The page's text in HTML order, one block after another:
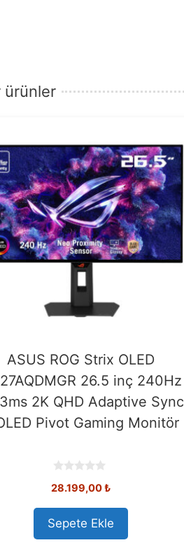
ürünler
ASUS ROG Strix OLED
26.5 inç 240Hz
2K QHD Adaptive Sync
Pivot Gaming Monitör
o
t
o
f
5
28.199,00₺
Sepete Ekle